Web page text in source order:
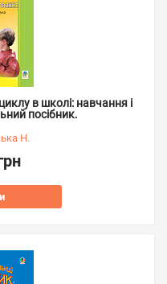
в школі: навчання і
посібник.
Н.